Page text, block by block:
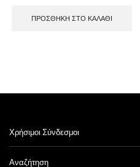
ΠΡΟΣΘΉΚΗ ΣΤΟ ΚΑΛΆΘΙ
Χρήσιμοι Σύνδεσμοι
Αναζήτηση